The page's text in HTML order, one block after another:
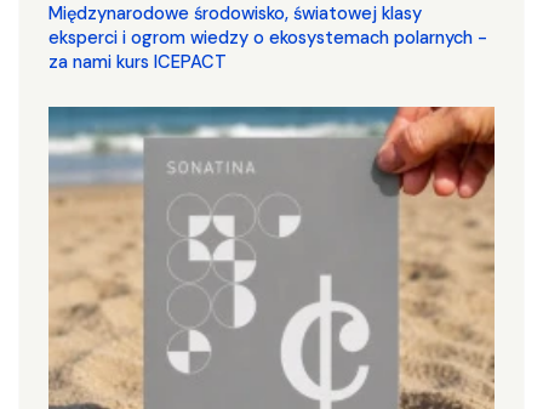
Międzynarodowe środowisko, światowej klasy
eksperci i ogrom wiedzy o ekosystemach polarnych -
za nami kurs ICEPACT